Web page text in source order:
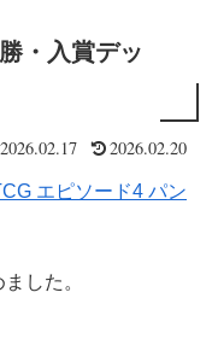
・入賞デッ
2026.02.17 2026.02.20
エピソード4 パン
した。